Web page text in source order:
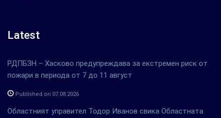
Latest
РДПБЗН – Хасково предупреждава за екстремен риск от
пожари в периода от 7 до 11 август
Published on 07.08.2026
Областният управител Тодор Иванов свика Областната